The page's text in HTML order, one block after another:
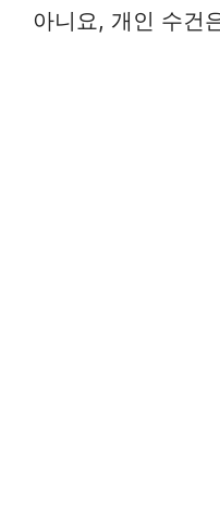
아니요, 개인 수건